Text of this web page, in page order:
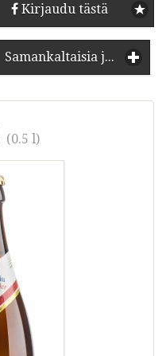
Kirjaudu tästä
Samankaltaisia juomia
(0.5 l)